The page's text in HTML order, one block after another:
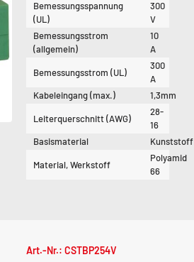
Bemessungsspannung
(UL)
300
V
Bemessungsstrom
(allgemein)
10
A
Bemessungsstrom (UL)
300
A
Kabeleingang (max.)
1,3mm
Leiterquerschnitt (AWG)
28-
16
Basismaterial
Kunststoff
Material, Werkstoff
Polyamid
66
Art.-Nr.: CSTBP254V